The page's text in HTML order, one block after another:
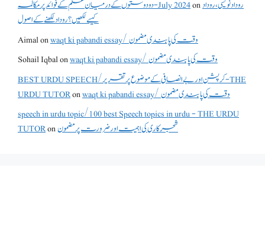
دو دوستوں کے درمیان علم کے فوائد پر مکالمہ - July 2024onروداد نویسی ،روداد
کیسے لکھیں؟ روداد لکھنے کے اصول
Aimalon
waqt ki pabandi essay/ وقت کی پابندی مضمون
Sohail Iqbalon
waqt ki pabandi essay/ وقت کی پابندی مضمون
BEST URDU SPEECH/کرپشن اور بے انصافی کے موضوع پر تقریر - THE
URDU TUTORon
waqt ki pabandi essay/ وقت کی پابندی مضمون
speech in urdu topic/100 best Speech topics in urdu - THE URDU
TUTORonشجرکاری کی اہمیت اور ضرورت پر مضمون